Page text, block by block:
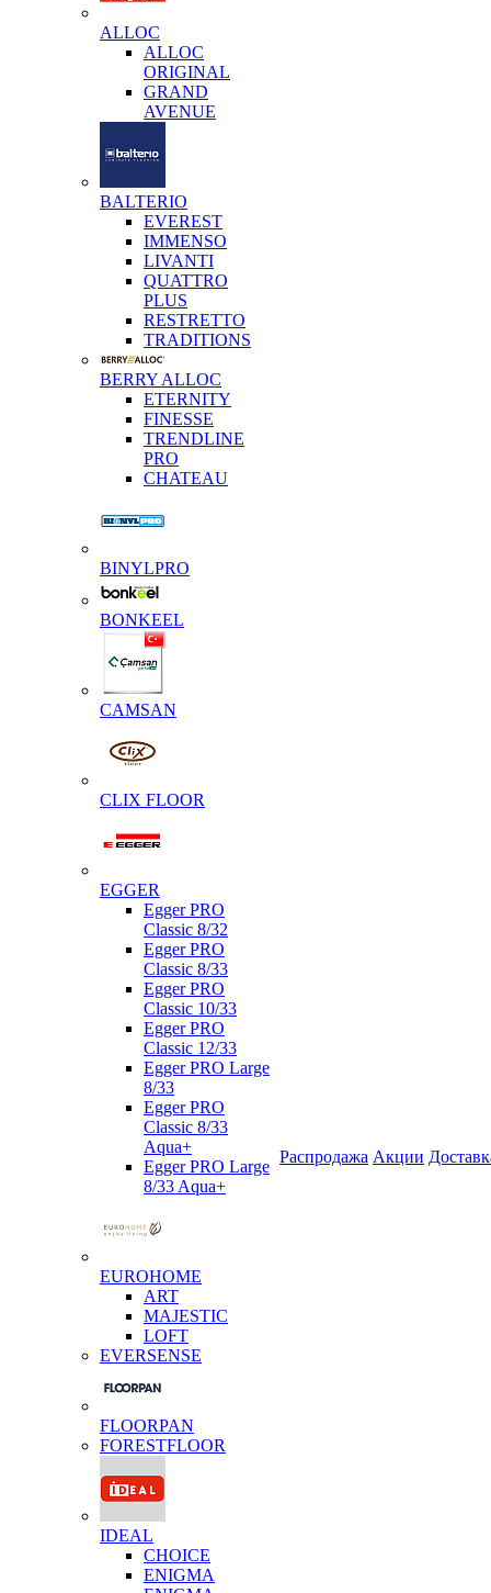
ALLOC
ALLOC
ORIGINAL
GRAND
AVENUE
BALTERIO
EVEREST
IMMENSO
LIVANTI
QUATTRO
PLUS
RESTRETTO
TRADITIONS
BERRY ALLOC
ETERNITY
FINESSE
TRENDLINE
PRO
CHATEAU
BINYLPRO
BONKEEL
CAMSAN
CLIX FLOOR
EGGER
Egger PRO
Classic 8/32
Egger PRO
Classic 8/33
Egger PRO
Classic 10/33
Egger PRO
Classic 12/33
Egger PRO Large
8/33
Egger PRO
Classic 8/33
Aqua+
Egger PRO Large
8/33 Aqua+
EUROHOME
ART
MAJESTIC
LOFT
EVERSENSE
FLOORPAN
FORESTFLOOR
IDEAL
CHOICE
ENIGMA
Распродажа Акции